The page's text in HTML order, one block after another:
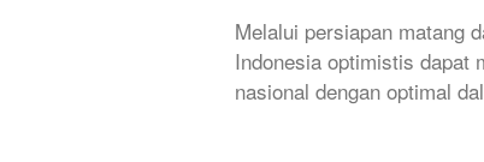
Melalui persiapan matang
Indonesia optimistis dapat
nasional dengan optimal